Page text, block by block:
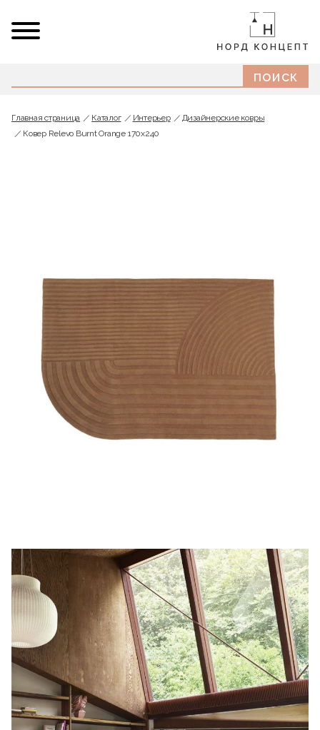
Главная страница Каталог Интерьер
Дизайнерские ковры
Ковер Relevo Burnt Orange 170x240